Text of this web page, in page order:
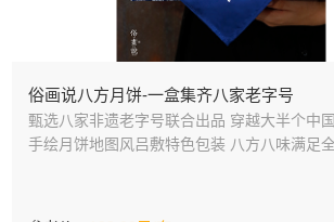
俗画说八方月饼-一盒集齐八家老字号
甄选八家非遗老字号联合出品 穿越大半个中
手绘月饼地图风吕敷特色包装 八方八味满足全